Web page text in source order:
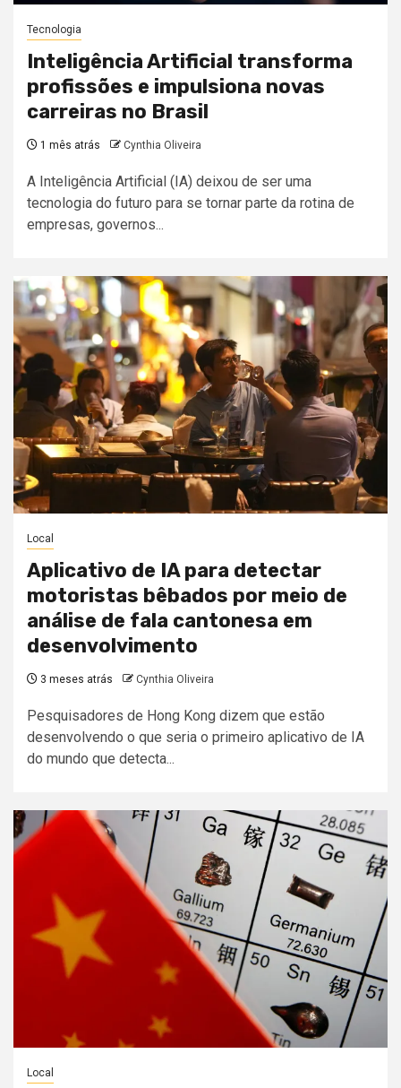
Tecnologia
Inteligência Artificial transforma
profissões e impulsiona novas
carreiras no Brasil
1 mês atrás Cynthia Oliveira
A Inteligência Artificial (IA) deixou de ser uma
tecnologia do futuro para se tornar parte da rotina de
empresas, governos...
Local
Aplicativo de IA para detectar
motoristas bêbados por meio de
análise de fala cantonesa em
desenvolvimento
3 meses atrás Cynthia Oliveira
Pesquisadores de Hong Kong dizem que estão
desenvolvendo o que seria o primeiro aplicativo de IA
do mundo que detecta...
Local